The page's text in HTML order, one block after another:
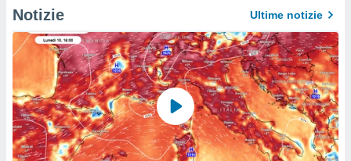
Notizie Ultime notizie